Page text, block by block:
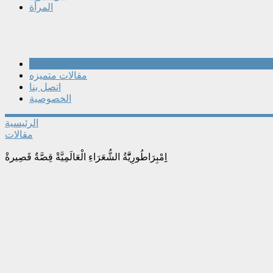
المرأة
مقالات متميزه
اتصل بنا
الخصوصية
الرئيسية
مقالات
اِِمْبِرَاطُورِيَّّةُ الشُّعَرَاءِ الْعَالَمِيَّةْ قِصَّةٌ قَصِيرةْ